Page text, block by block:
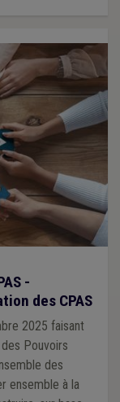
-
des CPAS
2025 faisant
Pouvoirs
des
ensemble à la